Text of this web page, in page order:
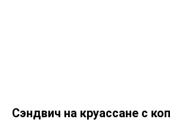
Сэндвич на круассане с